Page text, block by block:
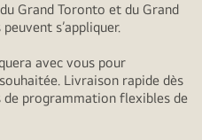
Grand Toronto et du Grand
s’appliquer.
avec vous pour
Livraison rapide dès
de programmation flexibles de